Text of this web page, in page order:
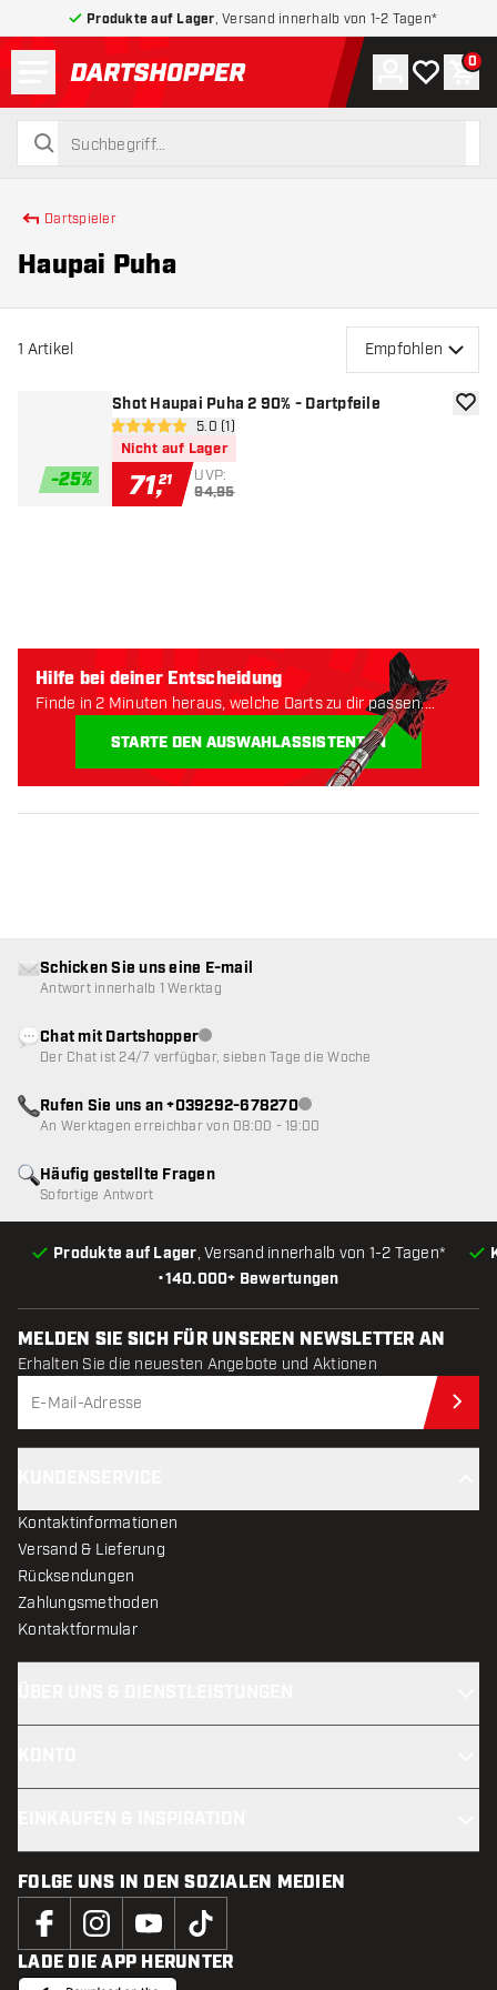
Produkte auf Lager , Versand innerhalb von 1-2 Tagen*
zurück zur Startseite
suchen
suchen
Konto
Meine 0
Dartspieler
Haupai Puha
1 Artikel Empfohlen
-25%
Shot Haupai Puha 2 90% - Dartpfeile
Bewertungsbereich öffnen
5 Bewertungssterne
5.0 (1)
Nicht auf Lager
71,21 UVP:
94,95
Zur
Hilfe bei deiner Entscheidung
Finde in 2 Minuten heraus, welche Darts zu dir passen.
STARTE DEN AUSWAHLASSISTENTEN
•140.000+ Bewertungen
Produkte auf Lager, Versand innerhalb von 1-2 Tagen*
Häufig gestellte Fragen
Sofortige Antwort
Schicken Sie uns eine E-mail
Antwort innerhalb 1 Werktag
Chat mit DartshopperKundenservice nicht verfügbar
Der Chat ist 24/7 verfügbar, sieben Tage die Woche
Rufen Sie uns an +039292-678270Kundenservice nicht
An Werktagen erreichbar von 08:00 - 19:00
MELDEN SIE SICH FÜR UNSEREN NEWSLETTER AN
Erhalten Sie die neuesten Angebote und Aktionen
Kontaktinformationen
Versand & Lieferung
Rücksendungen
Zahlungsmethoden
Kontaktformular
FOLGE UNS IN DEN SOZIALEN MEDIEN
LADE DIE APP HERUNTER